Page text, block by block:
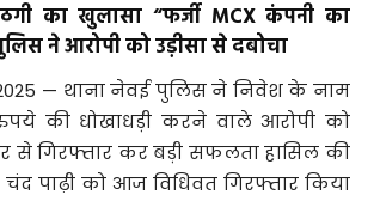
का खुलासा “फर्जी MCX कंपनी का
ने आरोपी को उड़ीसा से दबोचा
— थाना नेवई पुलिस ने निवेश के नाम
की धोखाधड़ी करने वाले आरोपी को
से गिरफ्तार कर बड़ी सफलता हासिल की
चंद पाढ़ी को आज विधिवत गिरफ्तार किया